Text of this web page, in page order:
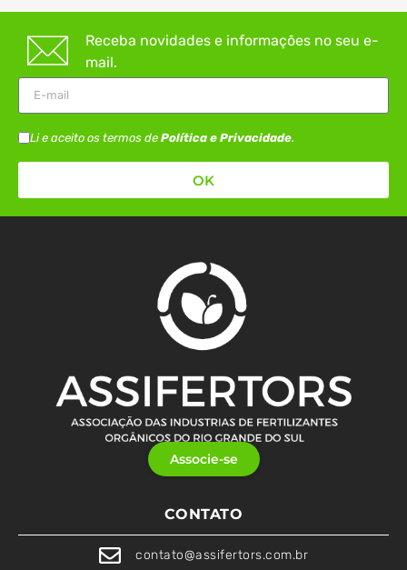
Receba novidades e informações no seu e-
mail.
Li e aceito os termos de Política e Privacidade.
OK
Associe-se
CONTATO
contato@assifertors.com.br